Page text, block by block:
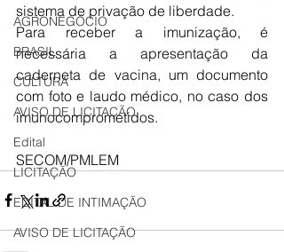
AGRONEGÓCIO
BRASIL
CULTURA
AVISO DE LICITAÇÃO
Edital
LICITAÇÃO
EDITAL DE INTIMAÇÃO
AVISO DE LICITAÇÃO
sistema de privação de liberdade.
Para receber a imunização, é
necessária a apresentação da
caderneta de vacina, um documento
com foto e laudo médico, no caso dos
imunocomprometidos.
SECOM/PMLEM